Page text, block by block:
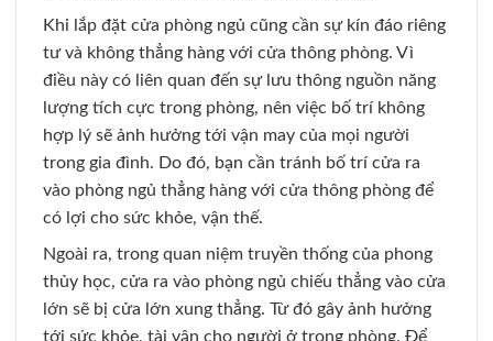
Khi lắp đặt cửa phòng ngủ cũng cần sự kín đáo riêng
tư và không thẳng hàng với cửa thông phòng. Vì
điều này có liên quan đến sự lưu thông nguồn năng
lượng tích cực trong phòng, nên việc bố trí không
hợp lý sẽ ảnh hưởng tới vận may của mọi người
trong gia đình. Do đó, bạn cần tránh bố trí cửa ra
vào phòng ngủ thẳng hàng với cửa thông phòng để
có lợi cho sức khỏe, vận thế.
Ngoài ra, trong quan niệm truyền thống của phong
thủy học, cửa ra vào phòng ngủ chiếu thẳng vào cửa
lớn sẽ bị cửa lớn xung thẳng. Từ đó gây ảnh hưởng
tới sức khỏe, tài vận cho người ở trong phòng. Để